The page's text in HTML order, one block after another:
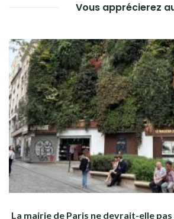
Vous apprécierez
La mairie de Paris ne devrait-elle